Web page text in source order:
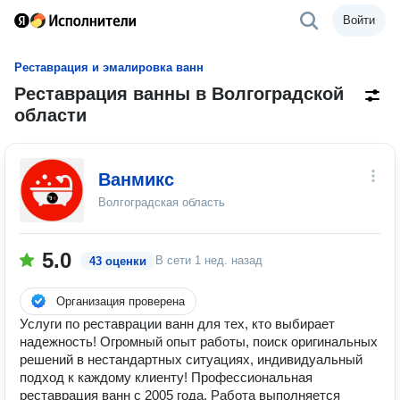
Войти
Реставрация и эмалировка ванн
Реставрация ванны в Волгоградской
области
Ванмикс
Волгоградская область
5.0 43 оценки В сети 1 нед. назад
Организация проверена
Услуги по реставрации ванн для тех, кто выбирает
надежность! Огромный опыт работы, поиск оригинальных
решений в нестандартных ситуациях, индивидуальный
подход к каждому клиенту! Профессиональная
реставрация ванн с 2005 года. Работа выполняется